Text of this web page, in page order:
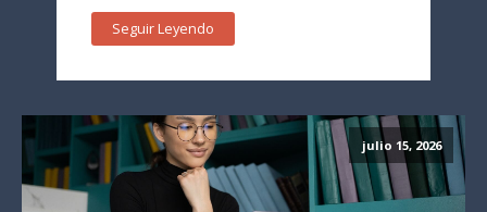
Seguir Leyendo
julio 15, 2026